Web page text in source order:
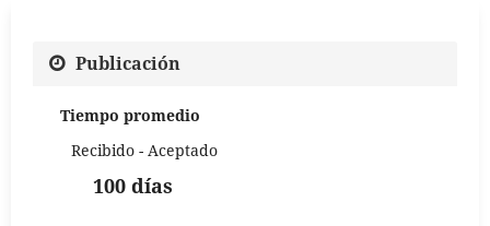
Publicación
Tiempo promedio
Recibido - Aceptado
100 días